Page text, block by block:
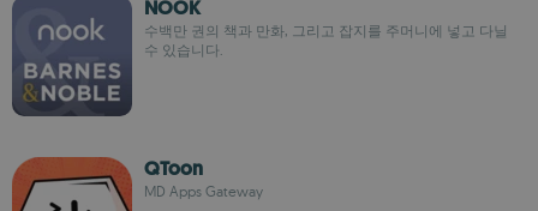
NOOK
수백만 권의 책과 만화, 그리고 잡지를 주머니에 넣고 다닐
수 있습니다.
QToon
MD Apps Gateway